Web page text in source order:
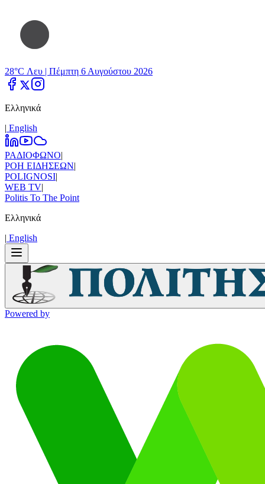
28°C Λευ | Πέμπτη 6 Αυγούστου 2026
Ελληνικά
| Εnglish
ΡΑΔΙΟΦΩΝΟ|
ΡΟΗ ΕΙΔΗΣΕΩΝ|
POLIGNOSI|
WEB TV|
Politis To The Point
Ελληνικά
| Εnglish
Powered by